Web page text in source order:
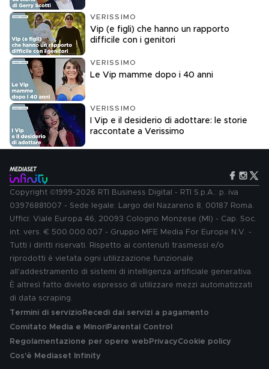
VERISSIMO
Vip (e figli) che hanno un rapporto
difficile con i genitori
VERISSIMO
Le Vip mamme dopo i 40 anni
VERISSIMO
I Vip e il desiderio di adottare: le storie
raccontate a Verissimo
Copyright ©1999-2026 RTI Business Digital - RTI S.p.A.: p. iva
03976881007 - Sede legale: Largo del Nazareno 8, 00187 Roma.
Uffici: Viale Europa 46, 20093 Cologno Monzese (MI) - Cap. Soc.
int. vers. € 500.000.007 - Gruppo MFE Media For Europe N.V. -
Tutti i diritti riservati. Rispetto ai contenuti trasmessi e/o
riprodotti è vietata ogni utilizzazione funzionale
all'addestramento di sistemi di intelligenza artificiale generativa.
È altresì fatto divieto espresso di utilizzare mezzi automatizzati
di data scraping.
Termini di servizio Recedi dai servizi a pagamento
Comitato Media e MinoriParental Control
Regolamentazione per opere web PrivacyCookie policy
Cos'è Mediaset Infinity